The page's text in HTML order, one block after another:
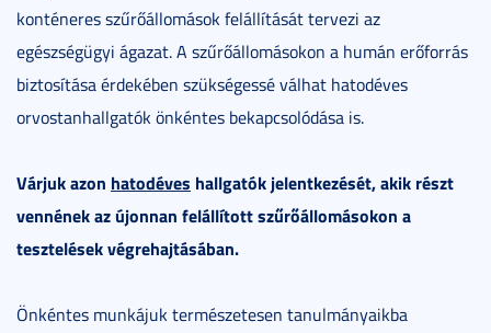
konténeres szűrőállomások felállítását tervezi az
egészségügyi ágazat. A szűrőállomásokon a humán erőforrás
biztosítása érdekében szükségessé válhat hatodéves
orvostanhallgatók önkéntes bekapcsolódása is.
Várjuk azon hatodéves hallgatók jelentkezését, akik részt
vennének az újonnan felállított szűrőállomásokon a
tesztelések végrehajtásában.
Önkéntes munkájuk természetesen tanulmányaikba